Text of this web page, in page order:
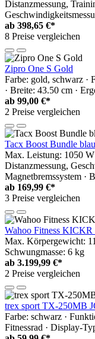
Distanzmessung,
ab 398,65 €*
8 Preise vergleichen
Zipro One S Gold
Farbe: gold, schwarz ·
· Breite: 43.50 cm ·
ab 99,00 €*
2 Preise vergleichen
Tacx Boost Bundle
Max. Leistung: 1050 W
Distanzmessung,
Magnetbremssystem ·
ab 169,99 €*
3 Preise vergleichen
Wahoo Fitness KICKR
Max. Körpergewicht:
Schwungmasse: 6 kg
ab 3.199,99 €*
2 Preise vergleichen
trex sport TX-250MB
Farbe: schwarz ·
Fitnessrad · Display-